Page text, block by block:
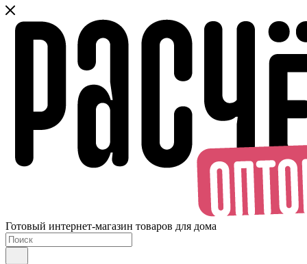
Готовый интернет-магазин товаров для дома